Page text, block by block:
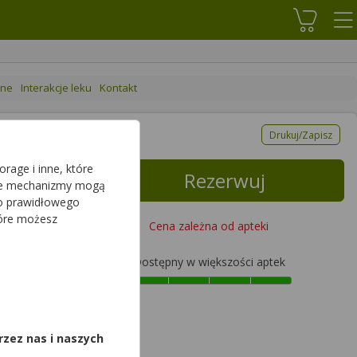
Koszyk
Interakcje leku Kontakt
Drukuj/Zapisz
Rezerwuj
Cena zależna od apteki
Dostępny w większości aptek
i inne, które
mechanizmy mogą
prawidłowego
możesz
nas i naszych